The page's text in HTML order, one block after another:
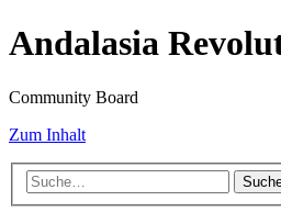
Andalasia
Community Board
Zum Inhalt